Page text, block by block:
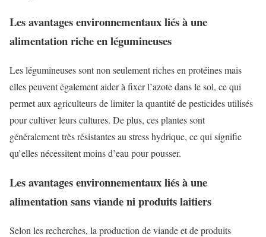
Les avantages environnementaux liés à une
alimentation riche en légumineuses
Les légumineuses sont non seulement riches en protéines mais
elles peuvent également aider à fixer l’azote dans le sol, ce qui
permet aux agriculteurs de limiter la quantité de pesticides utilisés
pour cultiver leurs cultures. De plus, ces plantes sont
généralement très résistantes au stress hydrique, ce qui signifie
qu’elles nécessitent moins d’eau pour pousser.
Les avantages environnementaux liés à une
alimentation sans viande ni produits laitiers
Selon les recherches, la production de viande et de produits